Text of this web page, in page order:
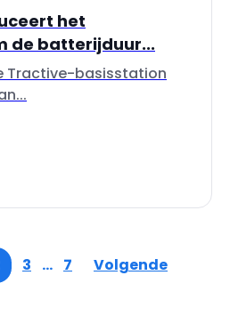
het
de batterijduur...
Tractive-basisstation
3 … 7 Volgende